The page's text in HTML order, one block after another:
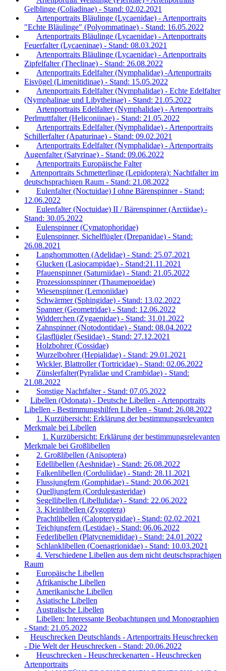
Gelblinge (Coliadinae) - Stand: 02.02.2021
Artenportraits Bläulinge (Lycaenidae) - Artenportraits
"Echte Bläulinge" (Polyommatinae) - Stand: 16.05.2022
Artenportraits Bläulinge (Lycaenidae) - Artenportraits
Feuerfalter (Lycaeninae) - Stand: 08.03.2021
Artenportraits Bläulinge (Lycaenidae) - Artenportraits
Zipfelfalter (Theclinae) - Stand: 26.08.2022
Artenportraits Edelfalter (Nymphalidae) -Artenportraits
Eisvögel (Limenitidinae) - Stand: 15.05.2022
Artenportraits Edelfalter (Nymphalidae) - Echte Edelfalter
(Nymphalinae und Libytheinae) - Stand: 21.05.2022
Artenportraits Edelfalter (Nymphalidae) - Artenportraits
Perlmuttfalter (Heliconiinae) - Stand: 21.05.2022
Artenportraits Edelfalter (Nymphalidae) - Artenportraits
Schillerfalter (Apaturinae) - Stand: 09.02.2021
Artenportraits Edelfalter (Nymphalidae) - Artenportraits
Augenfalter (Satyrinae) - Stand: 09.06.2022
Artenportraits Europäische Falter
Artenportraits Schmetterlinge (Lepidoptera): Nachtfalter im
deutschsprachigen Raum - Stand: 21.08.2022
Eulenfalter (Noctuidae) I ohne Bärenspinner - Stand:
12.06.2022
Eulenfalter (Noctuidae) II / Bärenspinner (Arctiidae) -
Stand: 30.05.2022
Eulenspinner (Cymatophoridae)
Eulenspinner, Sichelflügler (Drepanidae) - Stand:
26.08.2021
Langhornmotten (Adelidae) - Stand: 25.07.2021
Glucken (Lasiocampidae) - Stand:21.11.2021
Pfauenspinner (Saturniidae) - Stand: 21.05.2022
Prozessionsspinner (Thaumepoeidae)
Wiesenspinner (Lemoniidae)
Schwärmer (Sphingidae) - Stand: 13.02.2022
Spanner (Geometridae) - Stand: 12.06.2022
Widderchen (Zygaenidae) - Stand: 31.01.2022
Zahnspinner (Notodontidae) - Stand: 08.04.2022
Glasflügler (Sesiidae) - Stand: 27.12.2021
Holzbohrer (Cossidae)
Wurzelbohrer (Hepialidae) - Stand: 29.01.2021
Wickler, Blattroller (Tortricidae) - Stand: 02.06.2022
Zünslerfalter(Pyralidae und Crambidae) - Stand:
21.08.2022
Sonstige Nachtfalter - Stand: 07.05.2022
Libellen (Odonata) - Deutsche Libellen - Artenportraits
Libellen - Bestimmungshilfen Libellen - Stand: 26.08.2022
1. Kurzübersicht: Erklärung der bestimmungsrelevanten
Merkmale bei Libellen
1. Kurzübersicht: Erklärung der bestimmungsrelevanten
Merkmale bei Großlibellen
2. Großlibellen (Anisoptera)
Edellibellen (Aeshnidae) - Stand: 26.08.2022
Falkenlibellen (Corduliidae) - Stand: 28.11.2021
Flussjungfern (Gomphidae) - Stand: 20.06.2021
Quelljungfern (Cordulegasteridae)
Segellibellen (Libellulidae) - Stand: 22.06.2022
3. Kleinlibellen (Zygoptera)
Prachtlibellen (Calopterygidae) - Stand: 02.02.2021
Teichjungfern (Lestidae) - Stand: 06.06.2022
Federlibellen (Platycnemididae) - Stand: 24.01.2022
Schlanklibellen (Coenagrionidae) - Stand: 10.03.2021
4. Verschiedene Libellen aus dem nicht deutschsprachigen
Raum
Europäische Libellen
Afrikanische Libellen
Amerikanische Libellen
Asiatische Libellen
Australische Libellen
Libellen: Interessante Beobachtungen und Monographien
- Stand: 21.05.2022
Heuschrecken Deutschlands - Artenportraits Heuschrecken
- Die Welt der Heuschrecken - Stand: 20.06.2022
Heuschrecken - Heuschreckenarten - Heuschrecken
Artenportraits